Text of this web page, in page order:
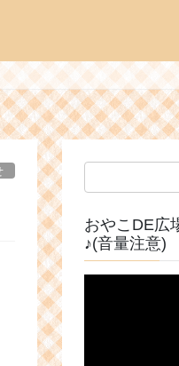
おやこDE広
♪(音量注意)